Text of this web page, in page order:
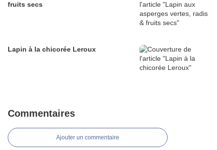
fruits secs
Lapin à la chicorée Leroux
Commentaires
Ajouter un commentaire